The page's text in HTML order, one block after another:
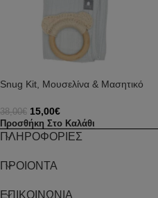
Snug Kit, Μουσελίνα & Μασητικό
38,00€ 15,00€
Προσθήκη Στο Καλάθι
ΠΛΗΡΟΦΟΡΙΕΣ
ΠΡΟΙΟΝΤΑ
ΕΠΙΚΟΙΝΩΝΙΑ